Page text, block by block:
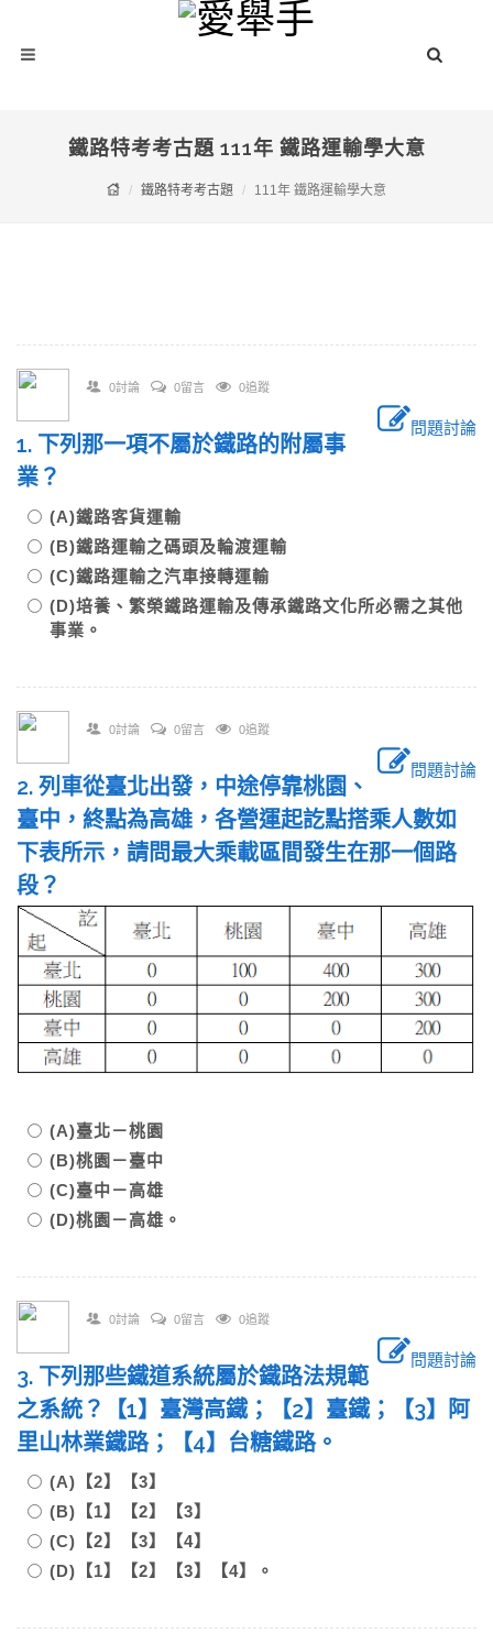
鐵路特考考古題 111年 鐵路運輸學大意
鐵路特考考古題 111年 鐵路運輸學大意
0討論 0留言 0追蹤
問題討論
1. 下列那一項不屬於鐵路的附屬事
業？
(A)鐵路客貨運輸
(B)鐵路運輸之碼頭及輪渡運輸
(C)鐵路運輸之汽車接轉運輸
(D)培養、繁榮鐵路運輸及傳承鐵路文化所必需之其他
事業。
0討論 0留言 0追蹤
問題討論
2. 列車從臺北出發，中途停靠桃園、
臺中，終點為高雄，各營運起訖點搭乘人數如
下表所示，請問最大乘載區間發生在那一個路
段？
(A)臺北－桃園
(B)桃園－臺中
(C)臺中－高雄
(D)桃園－高雄。
0討論 0留言 0追蹤
問題討論
3. 下列那些鐵道系統屬於鐵路法規範
之系統？【1】臺灣高鐵；【2】臺鐵；【3】阿
里山林業鐵路；【4】台糖鐵路。
(A)【2】【3】
(B)【1】【2】【3】
(C)【2】【3】【4】
(D)【1】【2】【3】【4】。